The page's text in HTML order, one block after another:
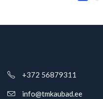
+372 56879311
info@tmkaubad.ee